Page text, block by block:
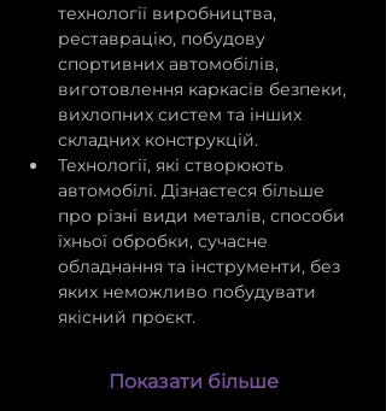
технології виробництва,
реставрацію, побудову
спортивних автомобілів,
виготовлення каркасів безпеки,
вихлопних систем та інших
складних конструкцій.
Технології, які створюють
автомобілі. Дізнаєтеся більше
про різні види металів, способи
їхньої обробки, сучасне
обладнання та інструменти, без
яких неможливо побудувати
якісний проєкт.
Показати більше